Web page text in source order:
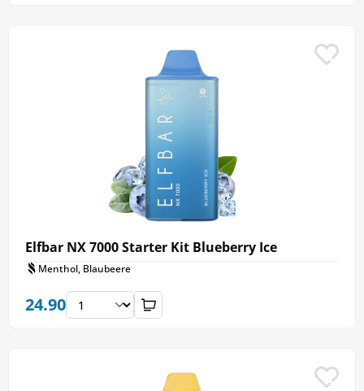
Elfbar NX 7000 Starter Kit Blueberry Ice
Menthol, Blaubeere
24.90